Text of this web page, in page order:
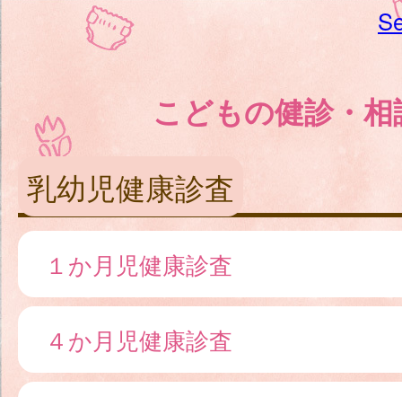
こどもの健診・相
乳幼児健康診査
１か月児健康診査
４か月児健康診査